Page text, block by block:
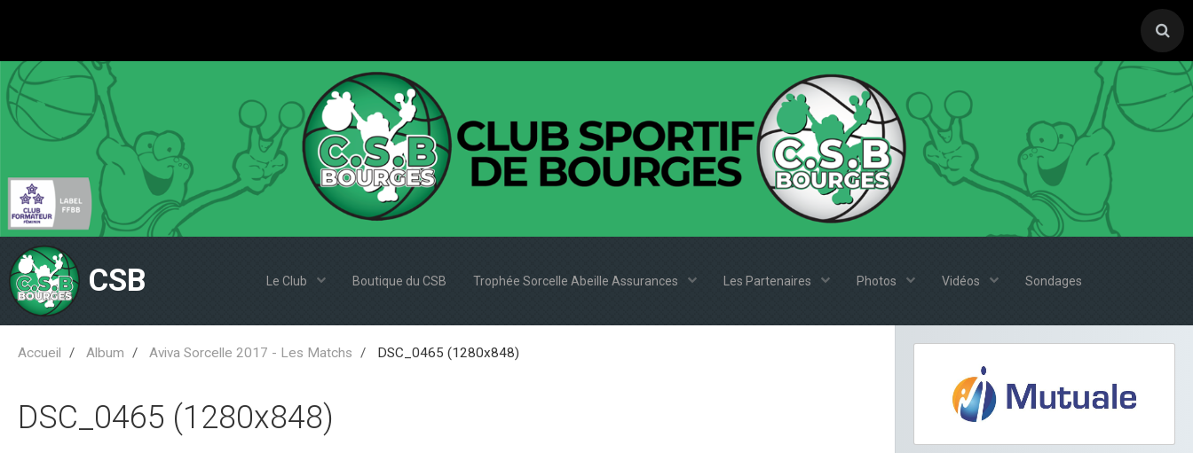
CSB Le Club Boutique du CSB Trophée Sorcelle Abeille Assurances Les Partenaires Photos Vidéos Sondages
Accueil Album Aviva Sorcelle 2017 - Les Matchs DSC_0465 (1280x848)
DSC_0465 (1280x848)